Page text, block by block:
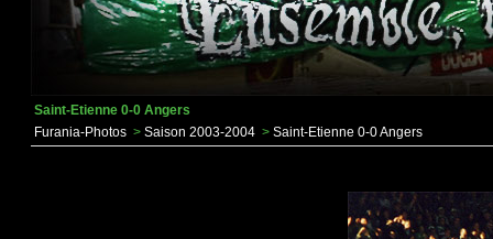
Saint-Etienne 0-0 Angers
Furania-Photos > Saison 2003-2004 > Saint-Etienne 0-0 Angers